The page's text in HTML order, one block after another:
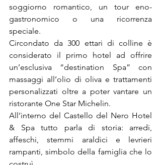
soggiorno romantico, un tour eno-
gastronomico o una ricorrenza
speciale.
Circondato da 300 ettari di colline è
considerato il primo hotel ad offrire
un’esclusiva “destination Spa” con
massaggi all’olio di oliva e trattamenti
personalizzati oltre a poter vantare un
ristorante One Star Michelin.
All’interno del Castello del Nero Hotel
& Spa tutto parla di storia: arredi,
affeschi, stemmi araldici e levrieri
rampanti, simbolo della famiglia che lo